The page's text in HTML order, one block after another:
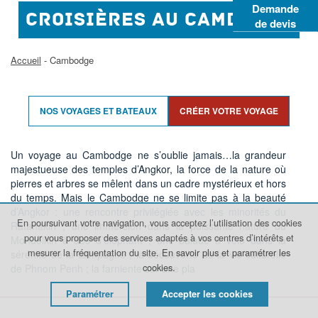
CROISIÈRES AU CAMBODGE
Accueil - Cambodge
NOS VOYAGES ET BATEAUX CRÉER VOTRE VOYAGE
Un voyage au Cambodge ne s’oublie jamais…la grandeur
majestueuse des temples d’Angkor, la force de la nature où
pierres et arbres se mêlent dans un cadre mystérieux et hors
du temps. Mais le Cambodge ne se limite pas à la beauté
Ratanakiri ; une immersion dans la puissante nature du
Mondolkiri à dos d’éléphant ; une balade à vélo dans la
sérénité de la campagne ; la découverte de la vie culturelle
de Phnom Penh ; la farniente sur une pla
Demande
de devis
En poursuivant votre navigation, vous acceptez l’utilisation des cookies
pour vous proposer des services adaptés à vos centres d’intérêts et
mesurer la fréquentation du site. En savoir plus et paramétrer les
cookies.
Paramétrer Accepter les cookies